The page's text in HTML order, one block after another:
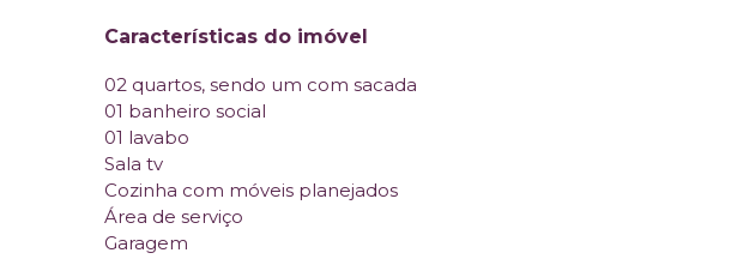
Características do imóvel
02 quartos, sendo um com sacada
01 banheiro social
01 lavabo
Sala tv
Cozinha com móveis planejados
Área de serviço
Garagem